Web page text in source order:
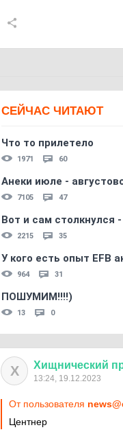
СЕЙЧАС ЧИТАЮТ
Что то прилетело
1971 60
Анеки июле -
7105 47
Вот и сам столкнулся
2215 35
У кого есть опыт EFB
964 31
ПОШУМИМ!!!!)
13 0
Х Хищнический
13:24, 19.12.2023
От пользователя
Центнер